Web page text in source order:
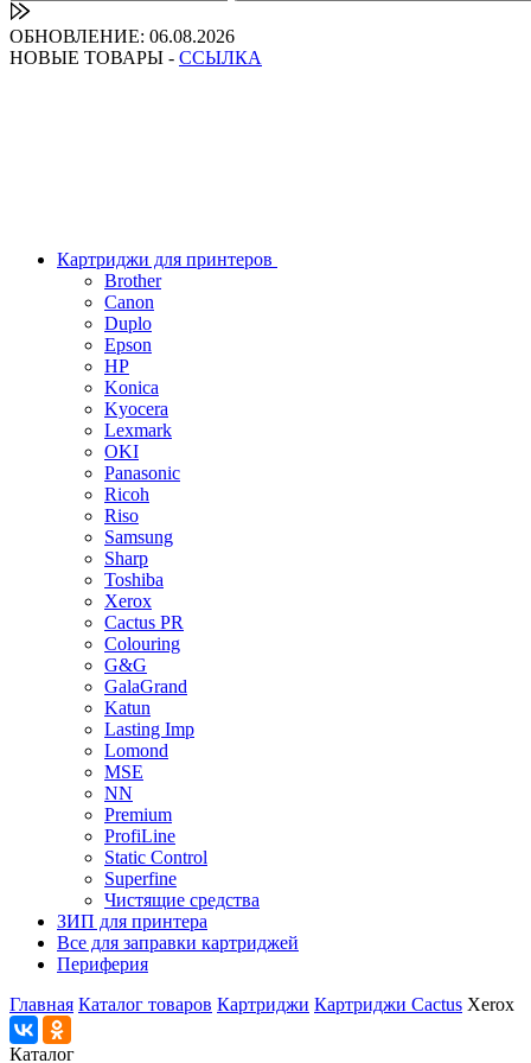
ОБНОВЛЕНИЕ: 06.08.2026
НОВЫЕ ТОВАРЫ - ССЫЛКА
Картриджи для принтеров
Brother
Canon
Duplo
Epson
HP
Konica
Kyocera
Lexmark
OKI
Panasonic
Ricoh
Riso
Samsung
Sharp
Toshiba
Xerox
Cactus PR
Colouring
G&G
GalaGrand
Katun
Lasting Imp
Lomond
MSE
NN
Premium
ProfiLine
Static Control
Superfine
Чистящие средства
ЗИП для принтера
Все для заправки картриджей
Периферия
Главная Каталог товаров Картриджи Картриджи Cactus Xerox
Каталог